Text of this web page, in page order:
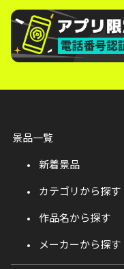
景品一覧
新着景品
カテゴリから探す
作品名から探す
メーカーから探す